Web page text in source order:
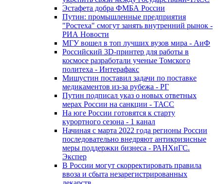
Эстафета добра ФМБА России
Путин: промышленные предприятия
"Ростеха" смогут занять внутренний рынок -
РИА Новости
МГУ вошел в топ лучших вузов мира - АиФ
Российский 3D-принтер для работы в
космосе разработали ученые Томского
политеха - Интерафакс
Мишустин поставил задачи по поставке
медикаментов из-за рубежа - РГ
Путин подписал указ о новых ответных
мерах России на санкции - ТАСС
На юге России готовятся к старту
курортного сезона - 1 канал
Начиная с марта 2022 года регионы России
последовательно внедряют антикризисные
меры поддержки бизнеса - РАНХиГС.
Экспер
В России могут скорректировать правила
ввоза и сбыта незарегистрированных